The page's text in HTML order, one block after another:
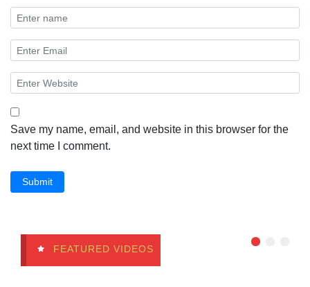
Save my name, email, and website in this browser for the
next time I comment.
Submit
FEATURED VIDEOS